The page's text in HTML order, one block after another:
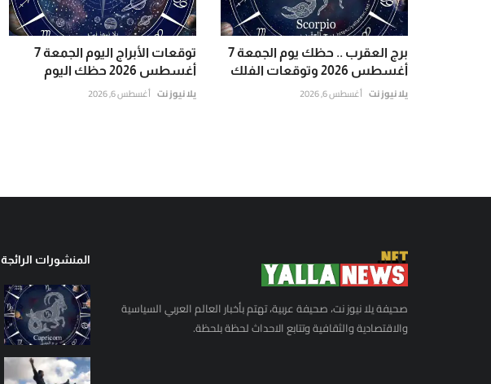
برج العقرب .. حظك يوم الجمعة 7
أغسطس 2026 وتوقعات الفلك
يلا نيوز نت أغسطس 6, 2026
توقعات الأبراج اليوم الجمعة 7
أغسطس 2026 حظك اليوم
يلا نيوز نت أغسطس 6, 2026
صحيفة يلا نيوز نت، صحيفة عربية، تهتم بأخبار العالم العربي السياسية
والاقتصادية والثقافية وتتابع الاحداث لحظة بلحظة.
المنشورات الرائجة